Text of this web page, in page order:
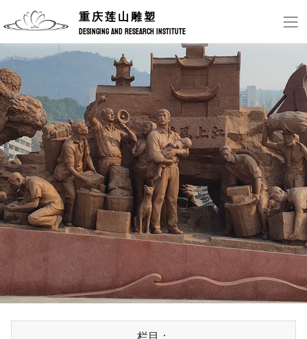
重庆莲山雕塑
DESINGING AND RESEARCH INSTITUTE
栏目：